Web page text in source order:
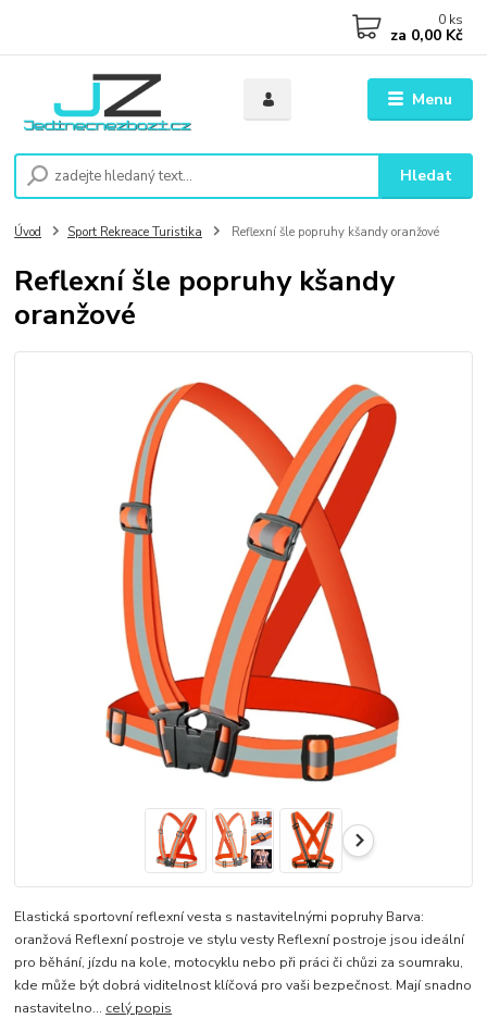
Menu
Hledat
0 ks
za 0,00 Kč
Úvod Sport Rekreace Turistika Reflexní šle popruhy kšandy oranžové
Reflexní šle popruhy kšandy
oranžové
Elastická sportovní reflexní vesta s nastavitelnými popruhy Barva:
oranžová Reflexní postroje ve stylu vesty Reflexní postroje jsou ideální
pro běhání, jízdu na kole, motocyklu nebo při práci či chůzi za soumraku,
kde může být dobrá viditelnost klíčová pro vaši bezpečnost. Mají snadno
nastavitelno... celý popis